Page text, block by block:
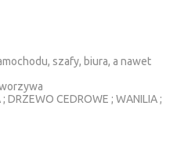
szafy, biura, a nawet
CEDROWE ; WANILIA ;